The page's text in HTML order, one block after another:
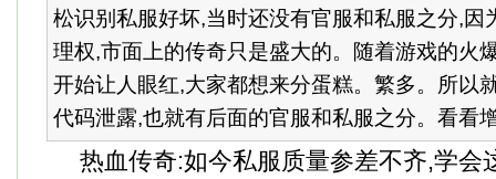
松识别私服好坏,当时还没有官服和私服之分,因
理权,市面上的传奇只是盛大的。随着游戏的火
开始让人眼红,大家都想来分蛋糕。繁多。所以
代码泄露,也就有后面的官服和私服之分。看看
热血传奇:如今私服质量参差不齐,学会